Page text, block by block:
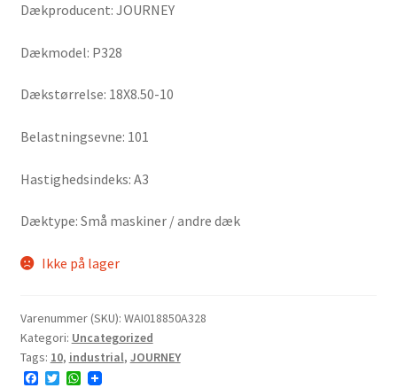
Dækproducent: JOURNEY
Dækmodel: P328
Dækstørrelse: 18X8.50-10
Belastningsevne: 101
Hastighedsindeks: A3
Dæktype: Små maskiner / andre dæk
Ikke på lager
Varenummer (SKU): WAI018850A328
Kategori: Uncategorized
Tags: 10, industrial, JOURNEY
F
T
W